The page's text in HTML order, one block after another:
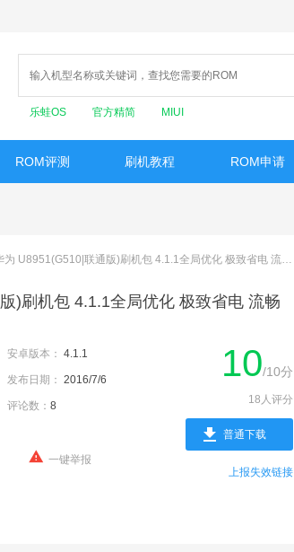
乐蛙OS 官方精简 MIUI
ROM评测 刷机教程 ROM申请
为 U8951(G510|联通版)刷机包 4.1.1全局优化 极致省电 流畅
)刷机包 4.1.1全局优化 极致省电 流畅
安卓版本： 4.1.1
发布日期： 2016/7/6
评论数： 8
一键举报
10/10分
18人评分
普通下载
上报失效链接